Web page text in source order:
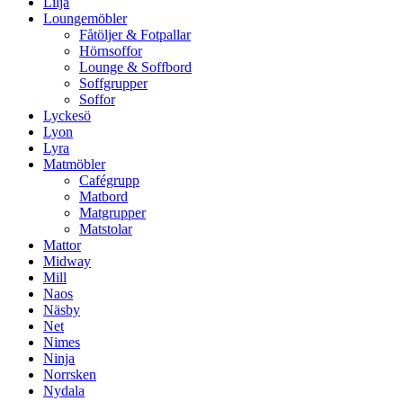
Loungemöbler
Fåtöljer & Fotpallar
Hörnsoffor
Lounge & Soffbord
Soffgrupper
Soffor
Lyckesö
Lyon
Lyra
Matmöbler
Cafégrupp
Matbord
Matgrupper
Matstolar
Mattor
Midway
Mill
Naos
Näsby
Net
Nimes
Ninja
Norrsken
Nydala